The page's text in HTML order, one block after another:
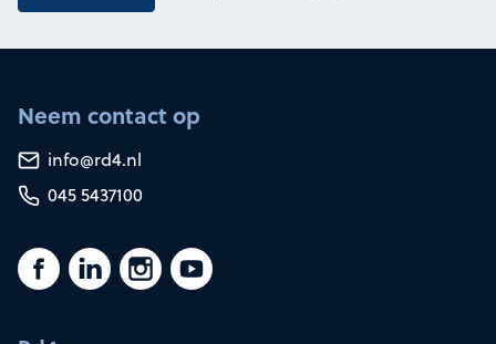
Neem contact op
info@rd4.nl
045 5437100